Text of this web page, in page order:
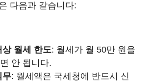
다음과 같습니다:
상 월세 한도: 월세가 월 50만 원을
안 됩니다.
무: 월세액은 국세청에 반드시 신